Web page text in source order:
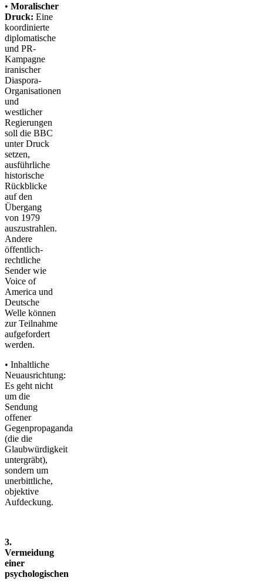
• Moralischer
Druck: Eine
koordinierte
diplomatische
und PR-
Kampagne
iranischer
Diaspora-
Organisationen
und
westlicher
Regierungen
soll die BBC
unter Druck
setzen,
ausführliche
historische
Rückblicke
auf den
Übergang
von 1979
auszustrahlen.
Andere
öffentlich-
rechtliche
Sender wie
Voice of
America und
Deutsche
Welle können
zur Teilnahme
aufgefordert
werden.
• Inhaltliche
Neuausrichtung:
Es geht nicht
um die
Sendung
offener
Gegenpropaganda
(die die
Glaubwürdigkeit
untergräbt),
sondern um
unerbittliche,
objektive
Aufdeckung.
3.
Vermeidung
einer
psychologischen